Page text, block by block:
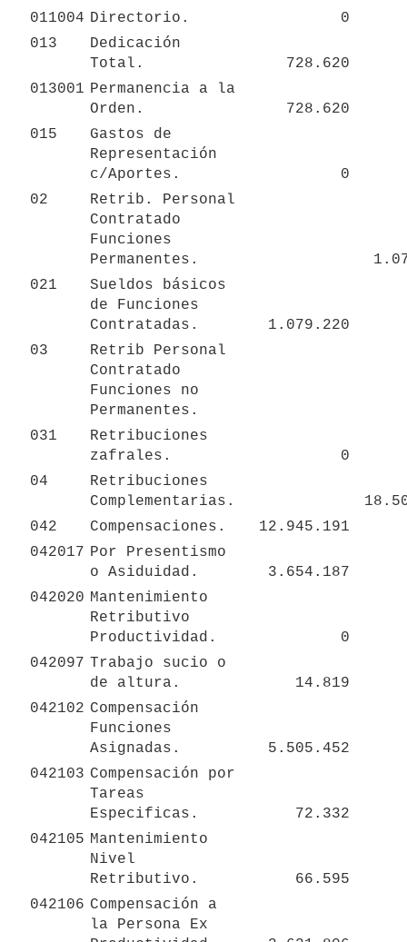
011004 Directorio.
0
013
Dedicación
Total.
728.620
013001 Permanencia a la
Orden.
728.620
015
Gastos de
Representación
c/Aportes.
0
02
Retrib. Personal
Contratado
Funciones
Permanentes.
021
Sueldos básicos
de Funciones
Contratadas.
1.079.220
03
Retrib Personal
Contratado
Funciones no
Permanentes.
031
Retribuciones
zafrales.
0
04
Retribuciones
Complementarias.
042
Compensaciones.
12.945.191
042017 Por Presentismo
o Asiduidad.
3.654.187
042020 Mantenimiento
Retributivo
Productividad.
0
042097 Trabajo sucio o
de altura.
14.819
042102 Compensación
Funciones
Asignadas.
5.505.452
042103 Compensación por
Tareas
Especificas.
72.332
042105 Mantenimiento
Nivel
Retributivo.
66.595
042106 Compensación a
la Persona Ex